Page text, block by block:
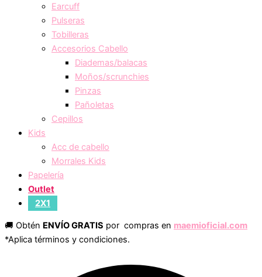
Earcuff
Pulseras
Tobilleras
Accesorios Cabello
Diademas/balacas
Moños/scrunchies
Pinzas
Pañoletas
Cepillos
Kids
Acc de cabello
Morrales Kids
Papelería
Outlet
2X1
🚚 Obtén ENVÍO GRATIS por compras en maemioficial.com
*Aplica términos y condiciones.